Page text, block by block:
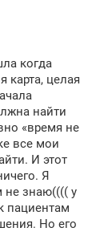
когда
карта, целая
найти
«время не
все мои
И этот
Я
не знаю(((( у
пациентам
Но его